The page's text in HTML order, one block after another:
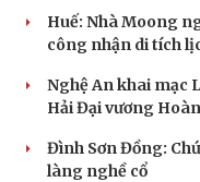
Huế: Nhà Moong
công nhận di tích
Nghệ An khai mạc
Hải Đại vương
Đình Sơn Đồng:
làng nghề cổ